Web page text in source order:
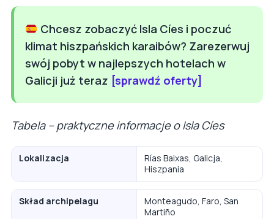
Chcesz zobaczyć Isla Cíes i poczuć
klimat hiszpańskich karaibów? Zarezerwuj
swój pobyt w najlepszych hotelach w
Galicji już teraz [sprawdź oferty]
Tabela – praktyczne informacje o Isla Cíes
Lokalizacja
Rías Baixas, Galicja,
Hiszpania
Skład archipelagu
Monteagudo, Faro, San
Martiño